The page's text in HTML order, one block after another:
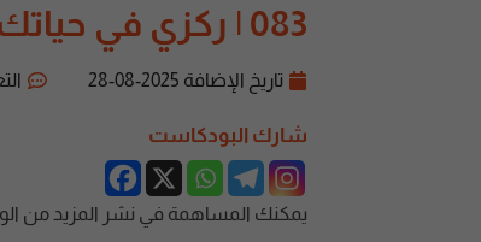
083 | ركزي في حياتك
تاريخ الإضافة 2025-08-28
شارك البودكاست
يمكنك المساهمة في نشر المزيد من